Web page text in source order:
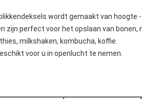
wordt gemaakt van hoogte
zijn perfect voor het opslaan van bonen,
milkshaken, kombucha, koffie.
voor u in openlucht te nemen.